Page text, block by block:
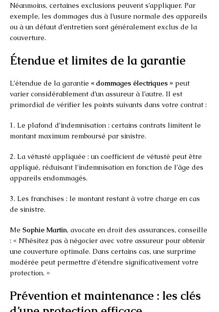
Néanmoins, certaines exclusions peuvent s’appliquer. Par
exemple, les dommages dus à l’usure normale des appareils
ou à un défaut d’entretien sont généralement exclus de la
couverture.
Étendue et limites de la garantie
L’étendue de la garantie « dommages électriques » peut
varier considérablement d’un assureur à l’autre. Il est
primordial de vérifier les points suivants dans votre contrat :
1. Le plafond d’indemnisation : certains contrats limitent le
montant maximum remboursé par sinistre.
2. La vétusté appliquée : un coefficient de vétusté peut être
appliqué, réduisant l’indemnisation en fonction de l’âge des
appareils endommagés.
3. Les franchises : le montant restant à votre charge en cas
de sinistre.
Me Sophie Martin, avocate en droit des assurances, conseille
: « N’hésitez pas à négocier avec votre assureur pour obtenir
une couverture optimale. Dans certains cas, une surprime
modérée peut permettre d’étendre significativement votre
protection. »
Prévention et maintenance : les clés